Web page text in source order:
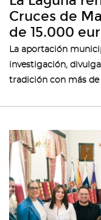
Cruces de
de 15.000
La aportación
investigación,
tradición con más